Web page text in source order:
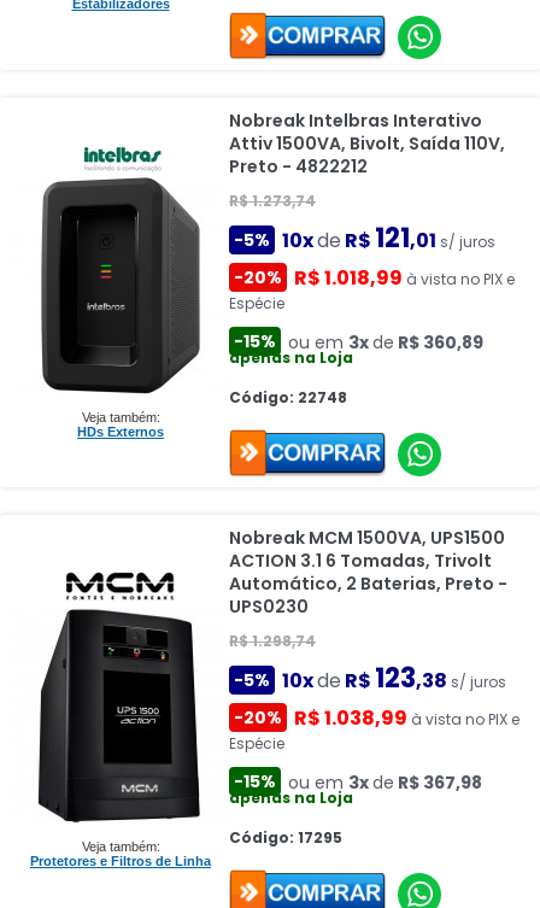
Estabilizadores
Veja também:
HDs Externos
Nobreak Intelbras Interativo
Attiv 1500VA, Bivolt, Saída 110V,
Preto - 4822212
R$ 1.273,74
-5% 10xde R$ 121,01 s/ juros
-20% R$ 1.018,99 à vista no PIX e
Espécie
-15% ou em 3xde R$ 360,89
apenas na Loja
Código: 22748
Veja também:
Protetores e Filtros de Linha
Nobreak MCM 1500VA, UPS1500
ACTION 3.1 6 Tomadas, Trivolt
Automático, 2 Baterias, Preto -
UPS0230
R$ 1.298,74
-5% 10xde R$ 123,38 s/ juros
-20% R$ 1.038,99 à vista no PIX e
Espécie
-15% ou em 3xde R$ 367,98
apenas na Loja
Código: 17295